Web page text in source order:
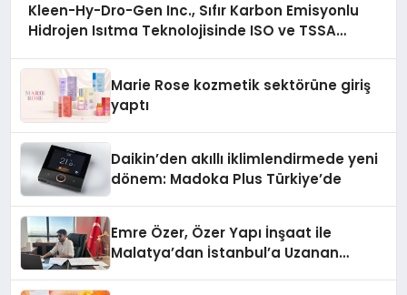
Kleen-Hy-Dro-Gen Inc., Sıfır Karbon Emisyonlu
Hidrojen Isıtma Teknolojisinde ISO ve TSSA
Marie Rose kozmetik sektörüne giriş
yaptı
Daikin’den akıllı iklimlendirmede yeni
dönem: Madoka Plus Türkiye’de
Emre Özer, Özer Yapı İnşaat ile
Malatya’dan İstanbul’a Uzanan